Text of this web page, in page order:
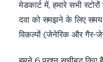
मेडकार्ट में, हमारे सभी स्टोरों
दवा को समझने के लिए
विकल्पों (जेनेरिक और गैर-